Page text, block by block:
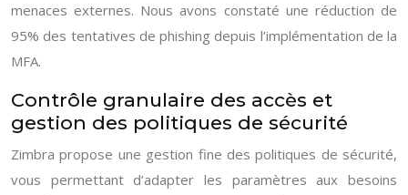
menaces externes. Nous avons constaté une réduction de
95% des tentatives de phishing depuis l’implémentation de la
MFA.
Contrôle granulaire des accès et
gestion des politiques de sécurité
Zimbra propose une gestion fine des politiques de sécurité,
vous permettant d’adapter les paramètres aux besoins